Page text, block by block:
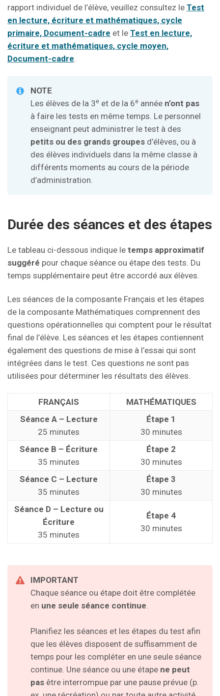
rapport individuel de l’élève, veuillez consultez le Test
en lecture, écriture et mathématiques, cycle
primaire, Document-cadre et le Test en lecture,
écriture et mathématiques, cycle moyen,
Document-cadre.
NOTE
Les élèves de la 3eet de la 6eannée n’ont pas
à faire les tests en même temps. Le personnel
enseignant peut administrer le test à des
petits ou des grands groupesd’élèves, ou à
des élèves individuels dans la même classe à
différents moments au cours de la période
d’administration.
Durée des séances et des étapes
Le tableau ci-dessous indique le temps approximatif
suggéré pour chaque séance ou étape des tests. Du
temps supplémentaire peut être accordé aux élèves.
Les séances de la composante Français et les étapes
de la composante Mathématiques comprennent des
questions opérationnelles qui comptent pour le résultat
final de l’élève. Les séances et les étapes contiennent
également des questions de mise à l’essai qui sont
intégrées dans le test. Ces questions ne sont pas
utilisées pour déterminer les résultats des élèves.
FRANÇAIS
MATHÉMATIQUES
Séance A – Lecture
25 minutes
Étape 1
30 minutes
Séance B – Écriture
35 minutes
Étape 2
30 minutes
Séance C – Lecture
35 minutes
Étape 3
30 minutes
Séance D – Lecture ou
Écriture
35 minutes
Étape 4
30 minutes
IMPORTANT
Chaque séance ou étape doit être complétée
en une seule séance continue.
Planifiez les séances et les étapes du test afin
que les élèves disposent de suffisamment de
temps pour les compléter en une seule séance
continue. Une séance ou une étape ne peut
pasêtre interrompue par une pause prévue (p.